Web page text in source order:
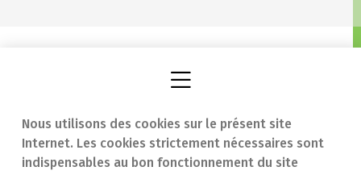
Nous utilisons des cookies sur le présent site
Internet. Les cookies strictement nécessaires sont
indispensables au bon fonctionnement du site
Trouver une En cas d'urgence